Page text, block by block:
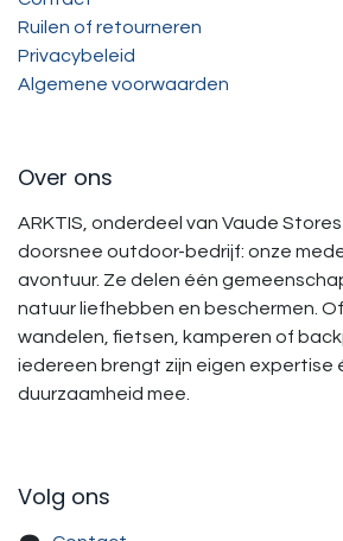
Ruilen of retourneren
Privacybeleid
Algemene voorwaarden
Over ons
ARKTIS, onderdeel van Vaude
doorsnee outdoor-bedrijf: onze
avontuur. Ze delen één
natuur liefhebben en beschermen.
wandelen, fietsen, kamperen of
iedereen brengt zijn eigen expertise
duurzaamheid mee.
Volg ons